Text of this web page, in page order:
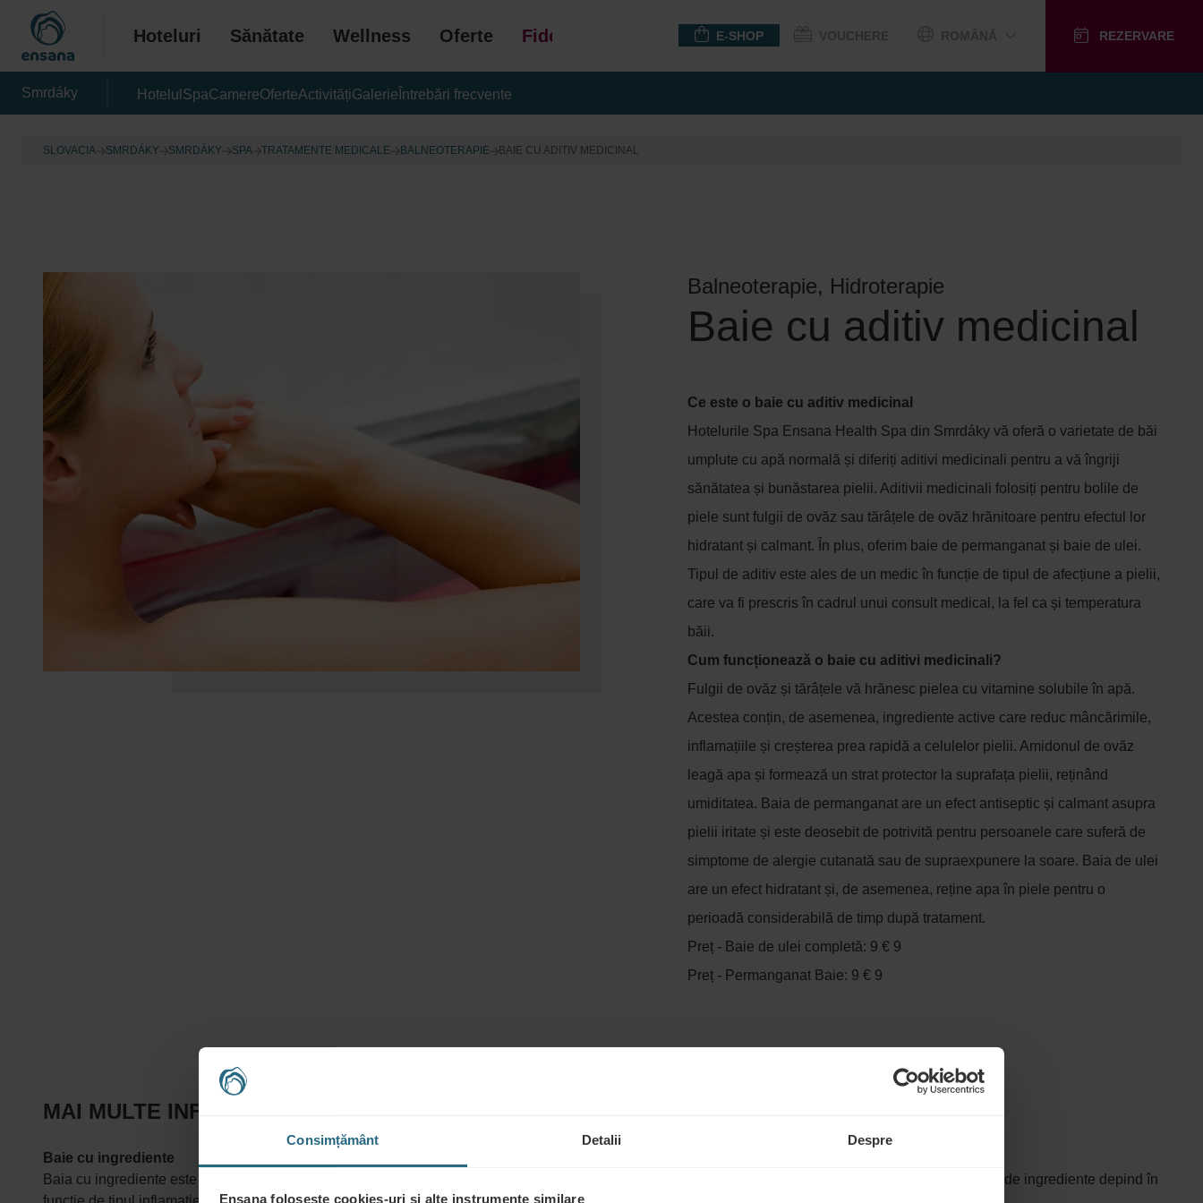
Consimțământ Detalii Despre
Ensana folosește cookies-uri și alte instrumente similare
Hoteluri Sănătate Wellness Oferte Fidelizare E-SHOP REZERVARE
Smrdáky Hotelul SpaCamereOferteActivitățiGalerie Întrebări frecvente
SLOVACIA SMRDÁKY SMRDÁKY SPA TRATAMENTE MEDICALE BALNEOTERAPIE BAIE CU ADITIV MEDICINAL
Balneoterapie, Hidroterapie
Baie cu aditiv medicinal
Ce este o baie cu aditiv medicinal
Hotelurile Spa Ensana Health Spa din Smrdáky vă oferă o varietate de băi
umplute cu apă normală și diferiți aditivi medicinali pentru a vă îngriji
sănătatea și bunăstarea pielii. Aditivii medicinali folosiți pentru bolile de
piele sunt fulgii de ovăz sau tărâțele de ovăz hrănitoare pentru efectul lor
hidratant și calmant. În plus, oferim baie de permanganat și baie de ulei.
Tipul de aditiv este ales de un medic în funcție de tipul de afecțiune a pielii,
care va fi prescris în cadrul unui consult medical, la fel ca și temperatura
băii.
Cum funcționează o baie cu aditivi medicinali?
Fulgii de ovăz și tărâțele vă hrănesc pielea cu vitamine solubile în apă.
Acestea conțin, de asemenea, ingrediente active care reduc mâncărimile,
inflamațiile și creșterea prea rapidă a celulelor pielii. Amidonul de ovăz
leagă apa și formează un strat protector la suprafața pielii, reținând
umiditatea. Baia de permanganat are un efect antiseptic și calmant asupra
pielii iritate și este deosebit de potrivită pentru persoanele care suferă de
simptome de alergie cutanată sau de supraexpunere la soare. Baia de ulei
are un efect hidratant și, de asemenea, reține apa în piele pentru o
perioadă considerabilă de timp după tratament.
Preț - Baie de ulei completă: 9 € 9
Preț - Permanganat Baie: 9 € 9
MAI MULTE INFORMAȚII DESPRE TRATAMENT, INCLUSIV INDICAȚII ȘI CONTRAINDICAȚII
Baie cu ingrediente
Baia cu ingrediente este o baie umplută cu apă normală în care se adaugă sare, fulgi de porumb, tărâțe pentru efectul lor hidratant și calmant. Varietățile de ingrediente depind în